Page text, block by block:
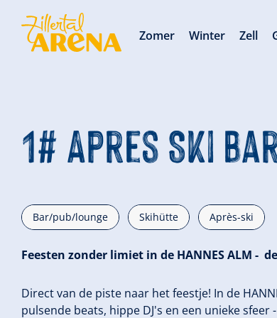
1# Apres Ski
Bar/pub/lounge Skihütte Après-ski
Feesten zonder limiet in de HANNES ALM -
Direct van de piste naar het feestje! In de
pulsende beats, hippe DJ's en een unieke
Zomer Winter Zell